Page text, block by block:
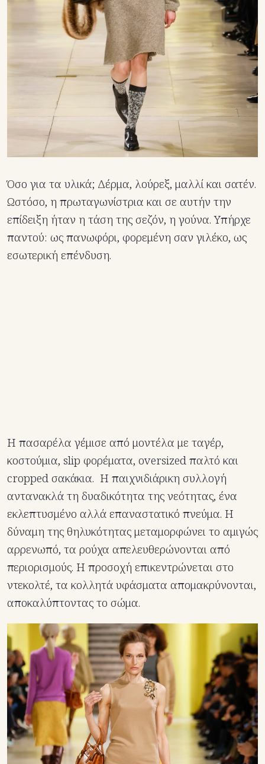
Όσο για τα υλικά; Δέρμα, λούρεξ, μαλλί και σατέν.
Ωστόσο, η πρωταγωνίστρια και σε αυτήν την
επίδειξη ήταν η τάση της σεζόν, η γούνα. Υπήρχε
παντού: ως πανωφόρι, φορεμένη σαν γιλέκο, ως
εσωτερική επένδυση.
Η πασαρέλα γέμισε από μοντέλα με ταγέρ,
κοστούμια, slip φορέματα, oversized παλτό και
cropped σακάκια. Η παιχνιδιάρικη συλλογή
αντανακλά τη δυαδικότητα της νεότητας, ένα
εκλεπτυσμένο αλλά επαναστατικό πνεύμα. Η
δύναμη της θηλυκότητας μεταμορφώνει το αμιγώς
αρρενωπό, τα ρούχα απελευθερώνονται από
περιορισμούς. Η προσοχή επικεντρώνεται στο
ντεκολτέ, τα κολλητά υφάσματα απομακρύνονται,
αποκαλύπτοντας το σώμα.